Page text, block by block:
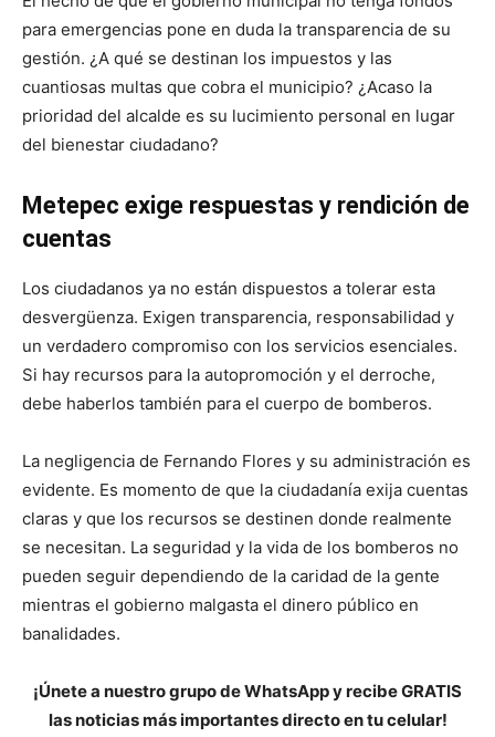
para emergencias pone en duda la transparencia de su
gestión. ¿A qué se destinan los impuestos y las
cuantiosas multas que cobra el municipio? ¿Acaso la
prioridad del alcalde es su lucimiento personal en lugar
del bienestar ciudadano?
Metepec exige respuestas y rendición de
cuentas
Los ciudadanos ya no están dispuestos a tolerar esta
desvergüenza. Exigen transparencia, responsabilidad y
un verdadero compromiso con los servicios esenciales.
Si hay recursos para la autopromoción y el derroche,
debe haberlos también para el cuerpo de bomberos.
La negligencia de Fernando Flores y su administración es
evidente. Es momento de que la ciudadanía exija cuentas
claras y que los recursos se destinen donde realmente
se necesitan. La seguridad y la vida de los bomberos no
pueden seguir dependiendo de la caridad de la gente
mientras el gobierno malgasta el dinero público en
banalidades.
¡Únete a nuestro grupo de WhatsApp y recibe GRATIS
las noticias más importantes directo en tu celular!